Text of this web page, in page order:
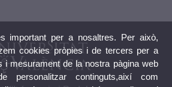
important per a nosaltres. Per això,
cookies pròpies i de tercers per a
i mesurament de la nostra pàgina web
personalitzar continguts,així com